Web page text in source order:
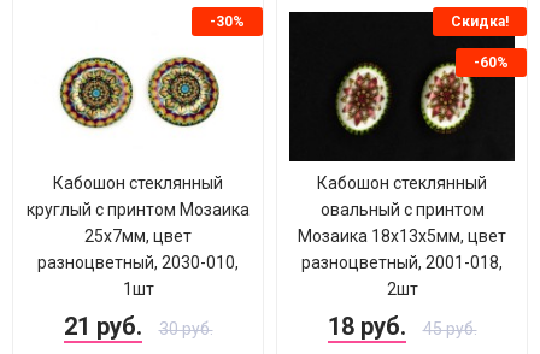
-30%
Кабошон стеклянный
круглый с принтом Мозаика
25х7мм, цвет
разноцветный, 2030-010,
1шт
21 руб. 30 руб.
Скидка!
-60%
Кабошон стеклянный
овальный с принтом
Мозаика 18х13х5мм, цвет
разноцветный, 2001-018,
2шт
18 руб. 45 руб.